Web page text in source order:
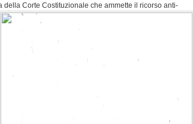
della Corte Costituzionale che ammette il ricorso anti-